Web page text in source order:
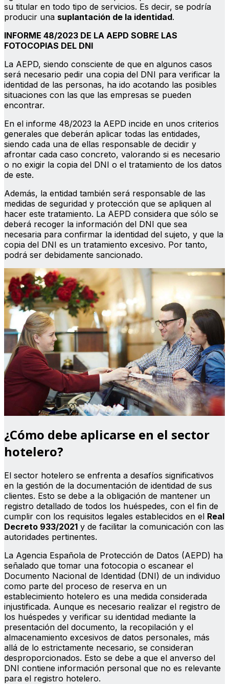
su titular en todo tipo de servicios. Es decir, se podría
producir una suplantación de la identidad.
INFORME 48/2023 DE LA AEPD SOBRE LAS
FOTOCOPIAS DEL DNI
La AEPD, siendo consciente de que en algunos casos
será necesario pedir una copia del DNI para verificar la
identidad de las personas, ha ido acotando las posibles
situaciones con las que las empresas se pueden
encontrar.
En el informe 48/2023 la AEPD incide en unos criterios
generales que deberán aplicar todas las entidades,
siendo cada una de ellas responsable de decidir y
afrontar cada caso concreto, valorando si es necesario
o no exigir la copia del DNI o el tratamiento de los datos
de este.
Además, la entidad también será responsable de las
medidas de seguridad y protección que se apliquen al
hacer este tratamiento. La AEPD considera que sólo se
deberá recoger la información del DNI que sea
necesaria para confirmar la identidad del sujeto, y que la
copia del DNI es un tratamiento excesivo. Por tanto,
podrá ser debidamente sancionado.
¿Cómo debe aplicarse en el sector
hotelero?
El sector hotelero se enfrenta a desafíos significativos
en la gestión de la documentación de identidad de sus
clientes. Esto se debe a la obligación de mantener un
registro detallado de todos los huéspedes, con el fin de
cumplir con los requisitos legales establecidos en el Real
Decreto 933/2021 y de facilitar la comunicación con las
autoridades pertinentes.
La Agencia Española de Protección de Datos (AEPD) ha
señalado que tomar una fotocopia o escanear el
Documento Nacional de Identidad (DNI) de un individuo
como parte del proceso de reserva en un
establecimiento hotelero es una medida considerada
injustificada. Aunque es necesario realizar el registro de
los huéspedes y verificar su identidad mediante la
presentación del documento, la recopilación y el
almacenamiento excesivos de datos personales, más
allá de lo estrictamente necesario, se consideran
desproporcionados. Esto se debe a que el anverso del
DNI contiene información personal que no es relevante
para el registro hotelero.